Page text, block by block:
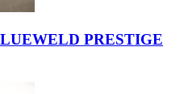
PRESTIGE